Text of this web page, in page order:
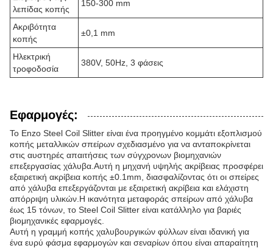
λεπίδας κοπής
150-300 mm
Ακριβότητα
κοπής
±0,1 mm
Ηλεκτρική
τροφοδοσία
380V, 50Hz, 3 φάσεις
Εφαρμογές:
Το Enzo Steel Coil Slitter είναι ένα προηγμένο κομμάτι εξοπλισμού
κοπής μεταλλικών σπείρων σχεδιασμένο για να ανταποκρίνεται
στις αυστηρές απαιτήσεις των σύγχρονων βιομηχανιών
επεξεργασίας χάλυβα.Αυτή η μηχανή υψηλής ακρίβειας προσφέρει
εξαιρετική ακρίβεια κοπής ±0.1mm, διασφαλίζοντας ότι οι σπείρες
από χάλυβα επεξεργάζονται με εξαιρετική ακρίβεια και ελάχιστη
απόρριψη υλικών.Η ικανότητα μεταφοράς σπείρων από χάλυβα
έως 15 τόνων, το Steel Coil Slitter είναι κατάλληλο για βαριές
βιομηχανικές εφαρμογές.
Αυτή η γραμμή κοπής χαλυβουργικών φύλλων είναι ιδανική για
ένα ευρύ φάσμα εφαρμογών και σεναρίων όπου είναι απαραίτητη